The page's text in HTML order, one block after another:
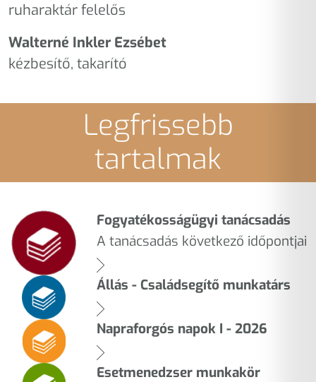
ruharaktár felelős
Walterné Inkler Ezsébet
kézbesítő, takarító
Legfrissebb
tartalmak
Fogyatékosságügyi tanácsadás
A tanácsadás következő időpontjai
Állás - Családsegítő munkatárs
Napraforgós napok I - 2026
Esetmenedzser munkakör